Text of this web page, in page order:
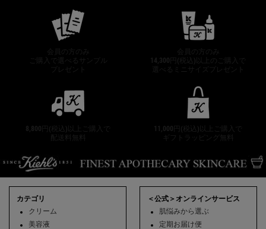
会員の方のみ
ご購入で選べるサンプル
会員の方のみ
14,300円(税込)以上のご購入で
選べるミニサイズプレゼント
8,800円(税込)以上ご購入で
11,000円(税込)以上ご購入で
カテゴリ
クリーム
美容液
＜公式＞オンラインサービス
肌悩みから選ぶ
定期お届け便